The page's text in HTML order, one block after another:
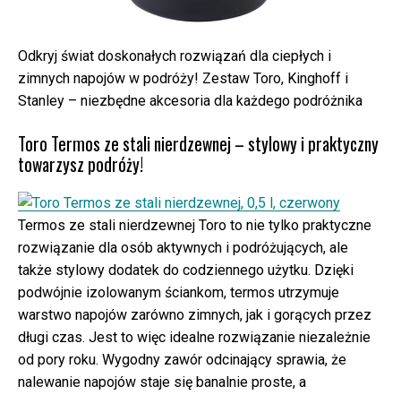
Odkryj świat doskonałych rozwiązań dla ciepłych i
zimnych napojów w podróży! Zestaw Toro, Kinghoff i
Stanley – niezbędne akcesoria dla każdego podróżnika
Toro Termos ze stali nierdzewnej – stylowy i praktyczny
towarzysz podróży!
Termos ze stali nierdzewnej Toro to nie tylko praktyczne
rozwiązanie dla osób aktywnych i podróżujących, ale
także stylowy dodatek do codziennego użytku. Dzięki
podwójnie izolowanym ściankom, termos utrzymuje
warstwo napojów zarówno zimnych, jak i gorących przez
długi czas. Jest to więc idealne rozwiązanie niezależnie
od pory roku. Wygodny zawór odcinający sprawia, że
nalewanie napojów staje się banalnie proste, a